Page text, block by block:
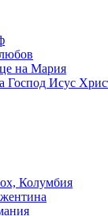
на Мария
Господ Исус
Колумбия